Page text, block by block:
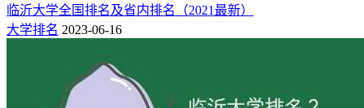
按艾瑞深中国校友会大学排行榜看，北方民族大学2024年、
其排名提升至第177名。
排名 所在地 类型
办学层次
临沂大学全国排名及省内排名（2021最新）
大学排名 2023-06-16